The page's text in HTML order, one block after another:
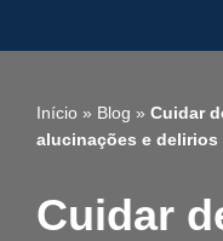
conteúdo
Início » Blog » Cuidar
alucinações e delirios
Cuidar